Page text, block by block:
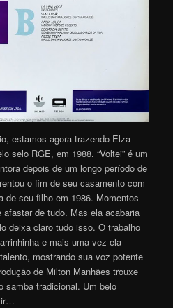
estamos agora trazendo Elza
selo RGE, em 1988. “Voltei” é um
depois de um longo período de
o fim de seu casamento com
de seu filho em 1986. Momentos
de tudo. Mas ela acabaria
deixa claro tudo isso. O trabalho
e mais uma vez ela
mostrando sua voz potente
de Milton Manhães trouxe
samba tradicional. Um belo